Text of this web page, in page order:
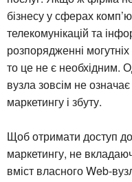
бізнесу у сферах
телекомунікацій та
розпорядженні
то це не є необхідним.
вузла зовсім не
маркетингу і збуту.
Щоб отримати доступ
маркетингу, не
вміст власного Web-